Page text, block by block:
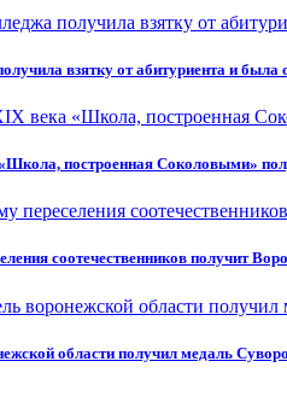
взятку от абитуриента и была
построенная Соколовыми»
соотечественников получит
области получил медаль